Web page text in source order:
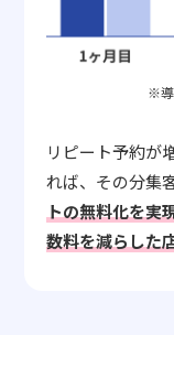
※導
リピート予約が
れば、その分集
トの無料化を実
数料を減らした